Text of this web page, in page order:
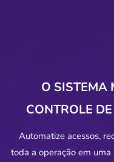
O SISTEMA
CONTROLE
Automatize acessos,
toda a operação em